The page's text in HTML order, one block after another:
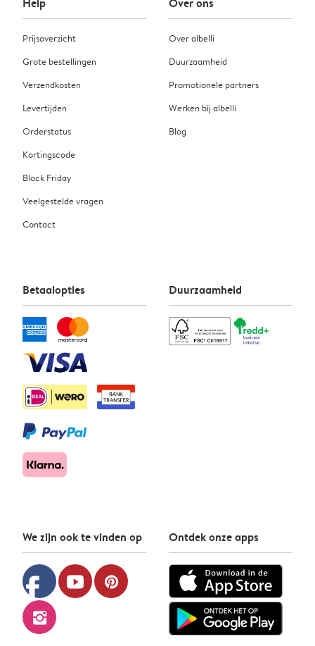
Prijsoverzicht
Grote bestellingen
Verzendkosten
Levertijden
Orderstatus
Kortingscode
Black Friday
Veelgestelde vragen
Contact
Over albelli
Duurzaamheid
Promotionele partners
Werken bij albelli
Blog
Betaalopties Duurzaamheid
We zijn ook te vinden op
facebook youtube pinterest
instagram
Ontdek onze apps